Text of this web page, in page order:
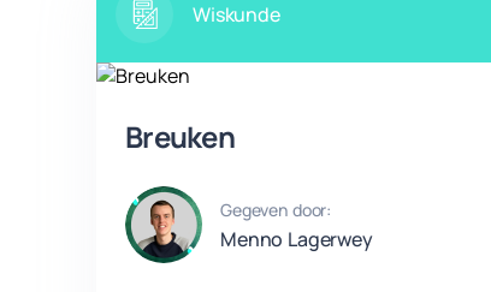
Wiskunde
Breuken
Gegeven door:
Menno Lagerwey